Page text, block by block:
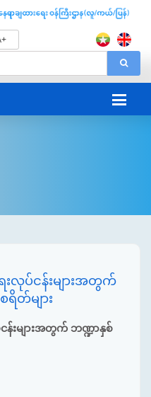
းလုပ်ငန်းများအတွက်
တ်များ
န်းများအတွက် ဘဏ္ဍာနှစ်